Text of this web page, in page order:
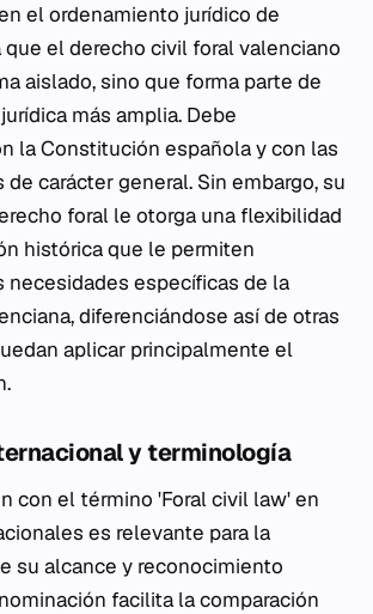
el ordenamiento jurídico de
que el derecho civil foral valenciano
aislado, sino que forma parte de
más amplia. Debe
la Constitución española y con las
carácter general. Sin embargo, su
foral le otorga una flexibilidad
histórica que le permiten
necesidades específicas de la
diferenciándose así de otras
aplicar principalmente el
y terminología
con el término 'Foral civil law' en
es relevante para la
su alcance y reconocimiento
facilita la comparación